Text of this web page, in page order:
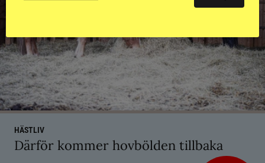
HÄSTLIV
Därför kommer hovbölden tillbaka